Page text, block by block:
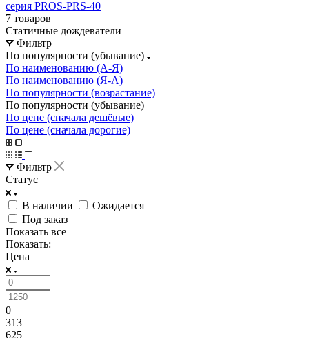
серия PROS-PRS-40
7 товаров
Статичные дождеватели
Фильтр
По популярности (убывание)
По наименованию (А-Я)
По наименованию (Я-А)
По популярности (возрастание)
По популярности (убывание)
По цене (сначала дешёвые)
По цене (сначала дорогие)
Фильтр
Статус
В наличии
Ожидается
Под заказ
Показать все
Показать:
Цена
0
313
625